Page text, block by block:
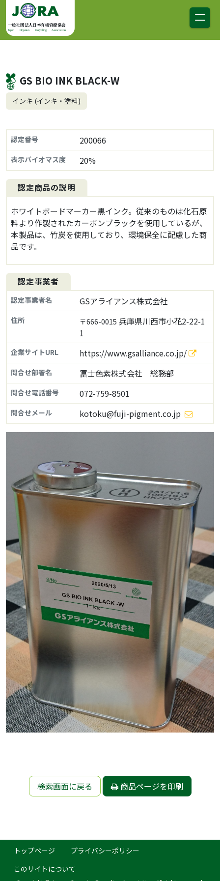
コンテンツへスキップ
メインナビゲーション
一般社団法人日本有機資源協会
Japan Organics Recycling Association
GS BIO INK BLACK-W
インキ (インキ・塗料)
認定番号 200066
表示バイオマス度 20%
認定商品の説明
ホワイトボードマーカー黒インク。従来のものは化石原
料より作製されたカーボンブラックを使用しているが、
本製品は、竹炭を使用しており、環境保全に配慮した商
品です。
認定事業者
認定事業者名 GSアライアンス株式会社
住所 〒666-0015 兵庫県川西市小花2-22-1
1
企業サイトURL https://www.gsalliance.co.jp/
問合せ部署名 冨士色素株式会社 総務部
問合せ電話番号 072-759-8501
問合せメール kotoku@fuji-pigment.co.jp
検索画面に戻る 商品ページを印刷
トップページ
プライバシーポリシー
このサイトについて